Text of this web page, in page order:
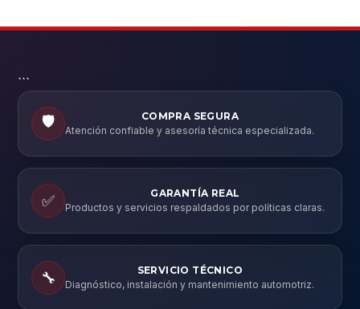
```
🛡️
COMPRA SEGURA
Atención confiable y asesoría técnica especializada.
✅
GARANTÍA REAL
Productos y servicios respaldados por políticas claras.
🔧
SERVICIO TÉCNICO
Diagnóstico, instalación y mantenimiento automotriz.